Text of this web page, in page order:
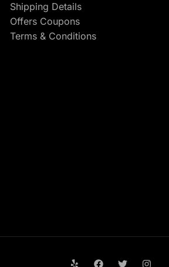
Shipping Details
Offers Coupons
Terms & Conditions